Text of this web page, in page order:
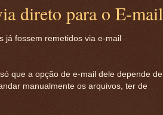
direto para o E-mail
já fossem remetidos via e-mail
que a opção de e-mail dele depende de
manualmente os arquivos, ter de